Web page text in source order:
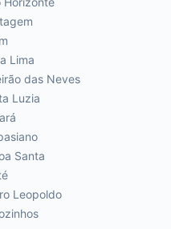
Lima
das Neves
Luzia
Santa
Leopoldo